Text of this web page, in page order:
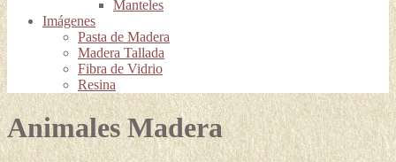
Manteles
Imágenes
Pasta de Madera
Madera Tallada
Fibra de Vidrio
Resina
Animales Madera